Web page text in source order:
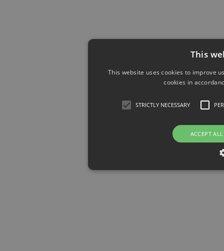
This
This website uses cookies to improve
cookies in
STRICTLY NECESSARY
ACCEPT ALL